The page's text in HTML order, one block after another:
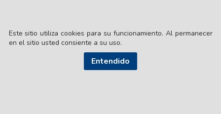
Director Editorial: Lic. Gustavo Eduardo Ick
Este sitio utiliza cookies para su funcionamiento. Al permanecer
en el sitio usted consiente a su uso.
Entendido